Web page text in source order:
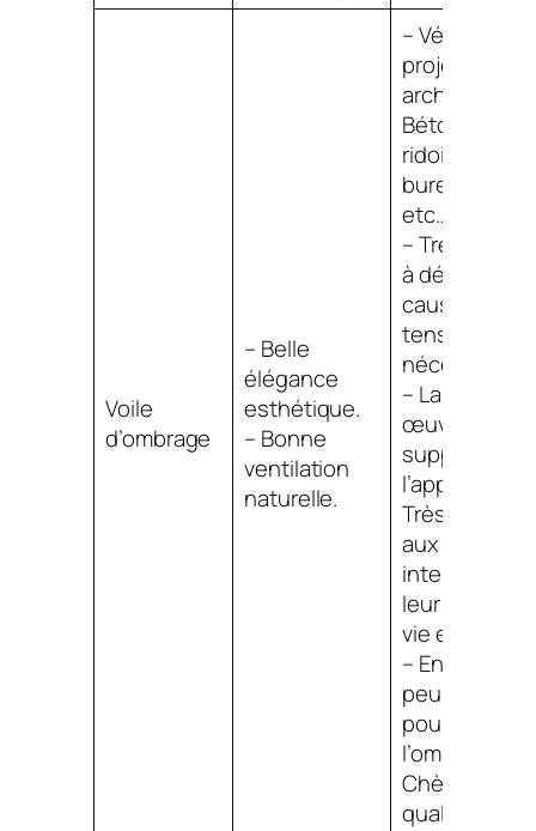
Voile
d’ombrage
– Belle
élégance
esthétique.
– Bonne
ventilation
naturelle.
– Véritable
projet
architectural
Béton piliers
ridoirs tire-
bureau
etc…
– Très
à démonter à
cause de la
tension
nécessaire.
– La mise en
œuvre ne
supporte pas
Très
aux
intempéries,
leur durée de
vie est
– En
peu
pour faire de
l’ombre.
Chères si
qualitatives.